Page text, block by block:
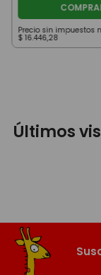
Precio sin impuestos
$ 16.446,28
Últimos